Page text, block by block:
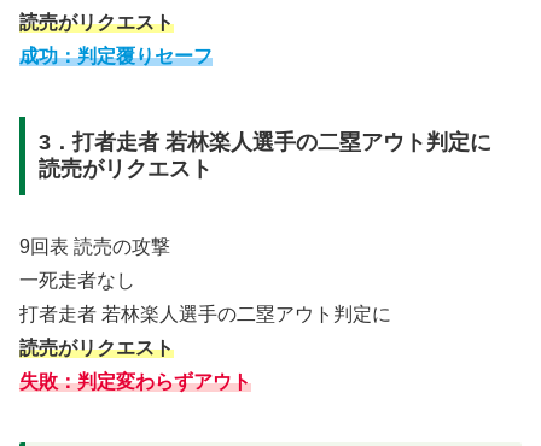
読売がリクエスト
成功：判定覆りセーフ
3．打者走者 若林楽人選手の二塁アウト判定に
読売がリクエスト
9回表 読売の攻撃
一死走者なし
打者走者 若林楽人選手の二塁アウト判定に
読売がリクエスト
失敗：判定変わらずアウト